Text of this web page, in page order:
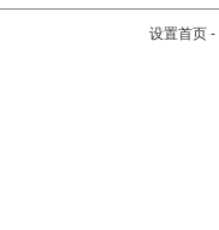
设置首页 -